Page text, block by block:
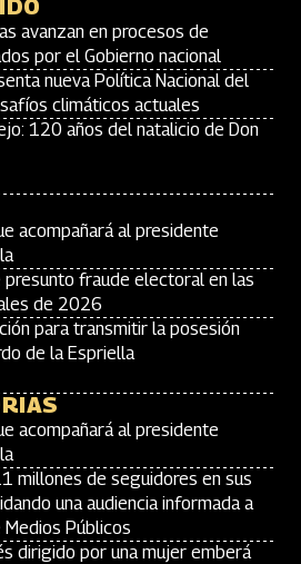
avanzan en procesos de
por el Gobierno nacional
nueva Política Nacional del
climáticos actuales
120 años del natalicio de Don
acompañará al presidente
fraude electoral en las
de 2026
para transmitir la posesión
de la Espriella
acompañará al presidente
millones de seguidores en sus
una audiencia informada a
Públicos
dirigido por una mujer emberá